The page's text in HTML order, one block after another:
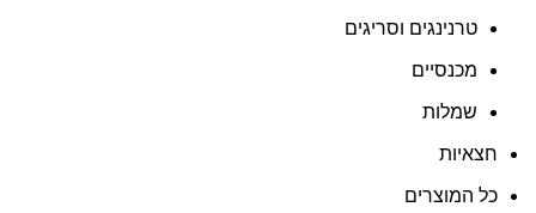
טרנינגים וסריגים
מכנסיים
שמלות
חצאיות
כל המוצרים